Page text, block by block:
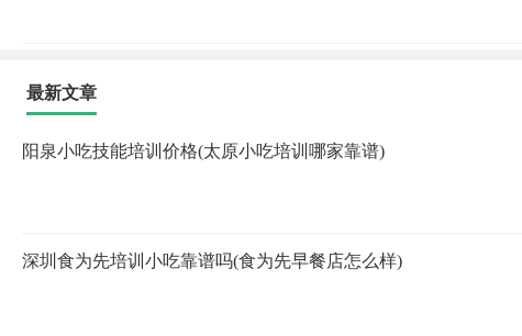
最新文章
阳泉小吃技能培训价格(太原小吃培训哪家靠谱)
深圳食为先培训小吃靠谱吗(食为先早餐店怎么样)